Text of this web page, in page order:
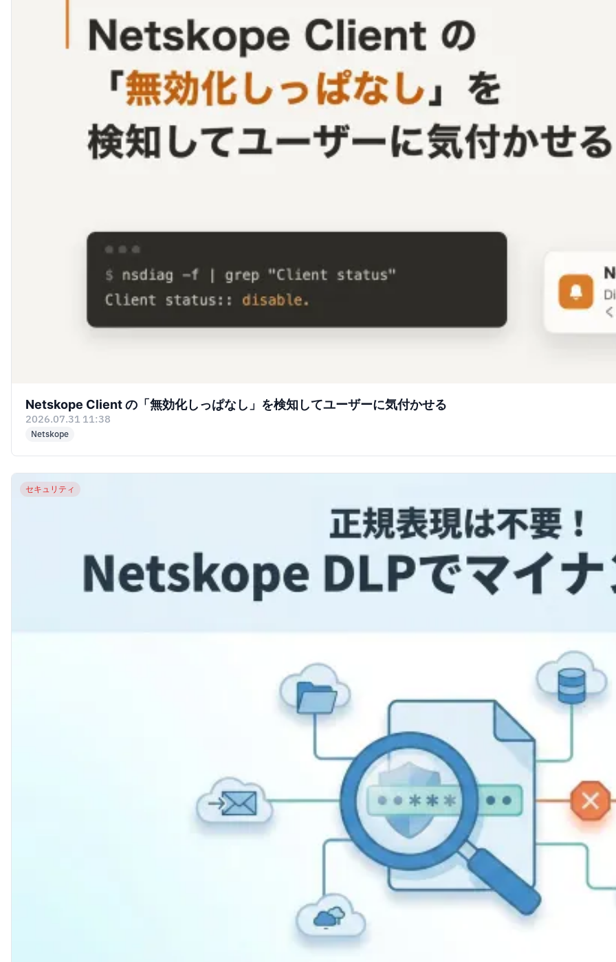
Netskope Client の「無効化しっぱなし」を検知してユーザーに気付かせる
2026.07.31 11:38
Netskope
セキュリティ